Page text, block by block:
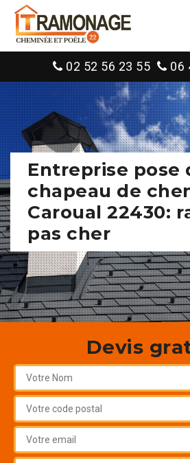
02 52 56 23 55 06
Entreprise pose
chapeau de
Caroual 22430:
pas cher
Devis